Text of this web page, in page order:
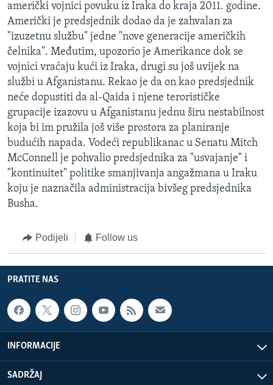
američki vojnici povuku iz Iraka do kraja 2011. godine.
Američki je predsjednik dodao da je zahvalan za
"izuzetnu službu" jedne "nove generacije američkih
čelnika". Međutim, upozorio je Amerikance dok se
vojnici vraćaju kući iz Iraka, drugi su još uvijek na
službi u Afganistanu. Rekao je da on kao predsjednik
neće dopustiti da al-Qaida i njene terorističke
grupacije izazovu u Afganistanu jednu širu nestabilnost
koja bi im pružila još više prostora za planiranje
budućih napada. Vodeći republikanac u Senatu Mitch
McConnell je pohvalio predsjednika za "usvajanje" i
"kontinuitet" politike smanjivanja angažmana u Iraku
koju je naznačila administracija bivšeg predsjednika
Busha.
Podijeli Follow us
PRATITE NAS
INFORMACIJE
SADRŽAJ